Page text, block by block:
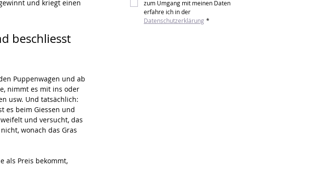
und kriegt einen
beschliesst
Puppenwagen und ab
nimmt es mit ins oder
usw. Und tatsächlich:
es beim Giessen und
und versucht, das
wonach das Gras
als Preis bekommt,
zum Umgang mit meinen Daten
Datenschutzerklärung *